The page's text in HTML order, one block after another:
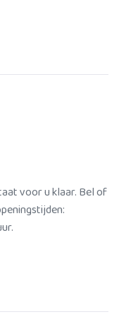
voor u klaar. Bel of